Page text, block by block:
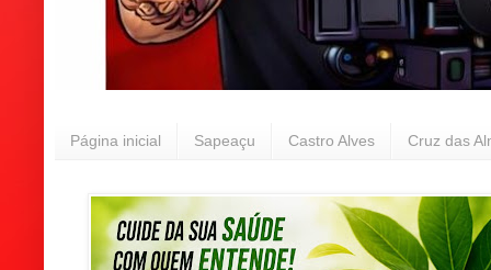
Página inicial Sapeaçu Castro Alves Cruz das